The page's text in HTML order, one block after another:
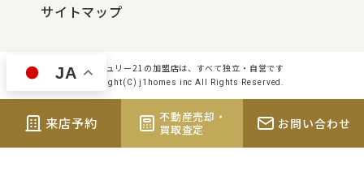
サイトマップ
センチュリー21の加盟店は、すべて独立・自営です
Copyright(C) j1homes inc All Rights Reserved.
来店予約
不動産売却・
買取査定
お問い合わせ
JA